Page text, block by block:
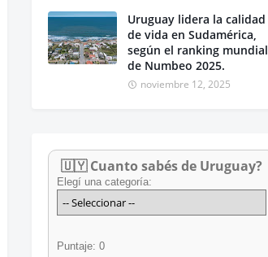
Uruguay lidera la calidad
de vida en Sudamérica,
según el ranking mundial
de Numbeo 2025.
noviembre 12, 2025
🇺🇾 Cuanto sabés de Uruguay?
Elegí una categoría:
Puntaje: 0